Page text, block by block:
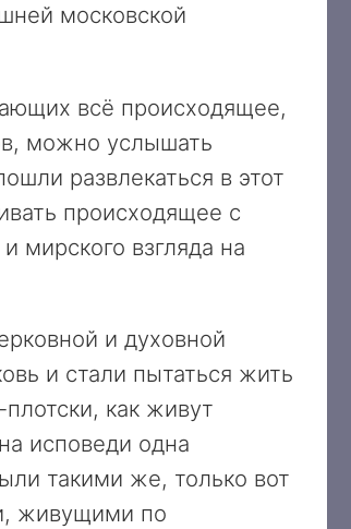
московской
всё происходящее,
можно услышать
развлекаться в этот
происходящее с
мирского взгляда на
и духовной
и стали пытаться жить
как живут
исповеди одна
такими же, только вот
живущими по